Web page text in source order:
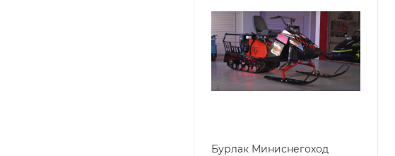
Бурлак Миниснегоход